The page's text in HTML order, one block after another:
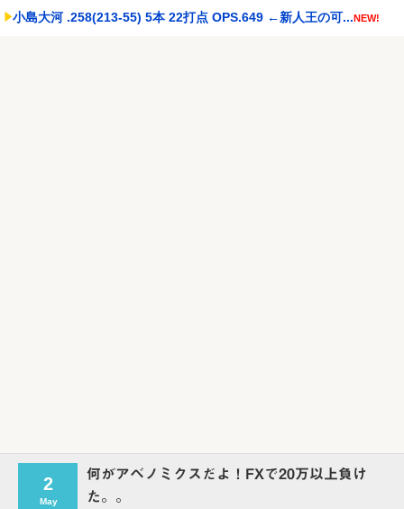
小島大河 .258(213-55) 5本 22打点 OPS.649 ←新人王の可...NEW!
2
May
何がアベノミクスだよ！FXで20万以上負け
た。。